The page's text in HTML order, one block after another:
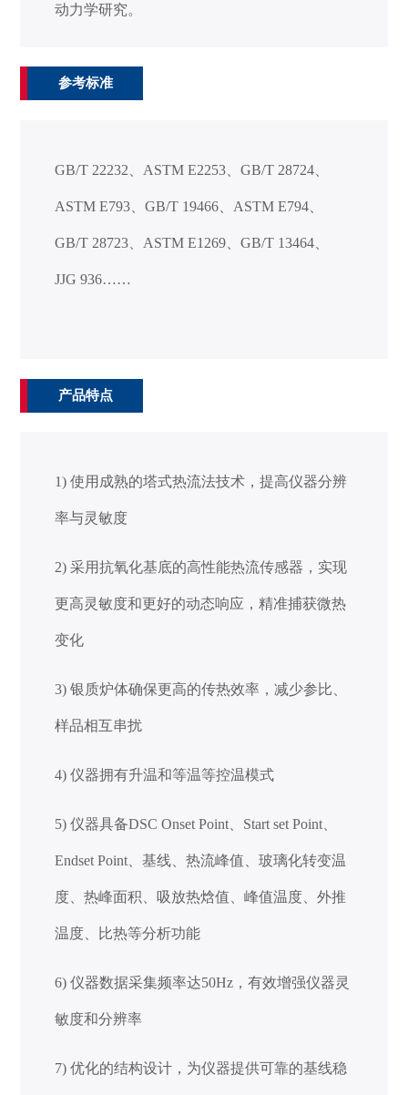
动力学研究。
参考标准
GB/T 22232 ASTM E2253、GB/T 28724、
ASTM E793、GB/T 19466、 ASTM E794、
GB/T 28723、 ASTM E1269、GB/T 13464、
JJG 936……
产品特点
1) 使用成熟的塔式热流法技术，提高仪器分辨
率与灵敏度
2) 采用抗氧化基底的高性能热流传感器，实现
更高灵敏度和更好的动态响应，精准捕获微热
变化
3)银质炉体确保更高的传热效率，减少参比、
样品相互串扰
4)仪器拥有升温和等温等控温模式
5)仪器具备DSC Onset Point、Start set Point、
Endset Point、基线、热流峰值、玻璃化转变温
度、热峰面积、吸放热焓值、峰值温度、外推
温度、比热等分析功能
6) 仪器数据采集频率达50Hz，有效增强仪器灵
敏度和分辨率
7) 优化的结构设计，为仪器提供可靠的基线稳